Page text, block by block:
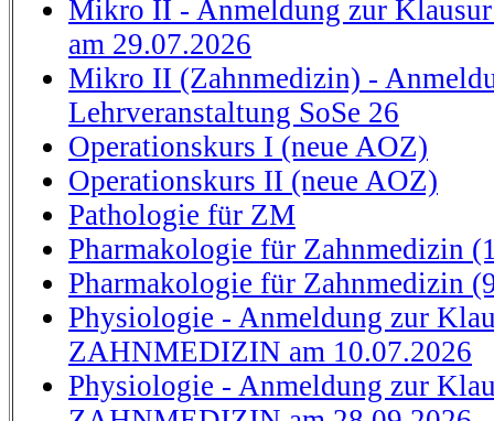
Mikro II - Anmeldung zur
am 29.07.2026
Mikro II (Zahnmedizin) -
Lehrveranstaltung SoSe 26
Operationskurs I (neue AOZ)
Operationskurs II (neue AOZ)
Pathologie für ZM
Pharmakologie für Zahnmedizin
Pharmakologie für Zahnmedizin
Physiologie - Anmeldung zur
ZAHNMEDIZIN am 10.07.2026
Physiologie - Anmeldung zur